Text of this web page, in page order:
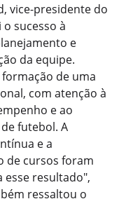
vice-presidente do
sucesso à
e
da equipe.
de uma
com atenção à
e ao
futebol. A
e a
de cursos foram
esse resultado",
ressaltou o